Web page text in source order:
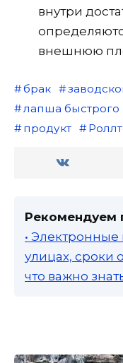
внутри
внешнюю
брак
лапша быстрого
продукт
Рекомендуем
•
улицах, сроки
что важно